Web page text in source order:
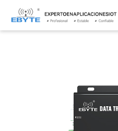
Home > Módem >
inalámbrico